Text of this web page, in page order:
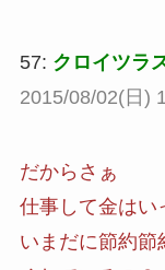
57: クロイツラ
2015/08/02(日)
だからさぁ
仕事して金はい
いまだに節約節